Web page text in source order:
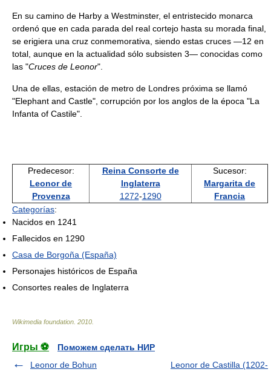
En su camino de Harby a Westminster, el entristecido monarca
ordenó que en cada parada del real cortejo hasta su morada final,
se erigiera una cruz conmemorativa, siendo estas cruces —12 en
total, aunque en la actualidad sólo subsisten 3— conocidas como
las "Cruces de Leonor".
Una de ellas, estación de metro de Londres próxima se llamó
"Elephant and Castle", corrupción por los anglos de la época "La
Infanta of Castile".
Predecesor:
Leonor de
Provenza
Reina Consorte de
Inglaterra
1272-1290
Sucesor:
Margarita de
Francia
Categorías:
Nacidos en 1241
Fallecidos en 1290
Casa de Borgoña (España)
Personajes históricos de España
Consortes reales de Inglaterra
Wikimedia foundation 2010
Игры ⚽
Поможем сделать НИР
Leonor de Bohun
Leonor de Castilla (1202-